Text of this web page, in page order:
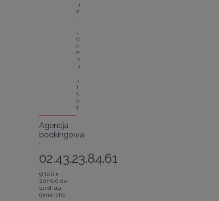
u
a
l
i
t
é
d
e
p
u
i
s
1
9
5
1
Agencja
bookingowa
:
02.43.23.84.61
9H00 à
20H00 du
lundi au
dimanche